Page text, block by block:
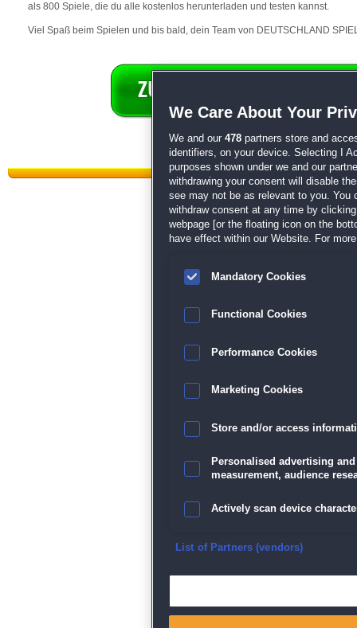
als 800 Spiele, die du alle kostenlos herunterladen und testen kannst.
Viel Spaß beim Spielen und bis bald, dein Team von DEUTSCHLAND
Datenschutz| AGB|Impressum
We Care About Your
We and our 478 partners store and
identifiers, on your device. Selecting I
purposes shown under we and our
withdrawing your consent will disable
see may not be as relevant to you. You
withdraw consent at any time by
webpage [or the floating icon on the
have effect within our Website. For
Mandatory Cookies
Functional Cookies
Performance Cookies
Marketing Cookies
Store and/or access
Personalised advertising
measurement, audience
Actively scan device
Ensure security, prevent
List of Partners (vendors)